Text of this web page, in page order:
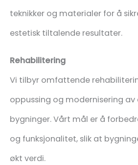
teknikker og materialer for å
estetisk tiltalende resultater.
Rehabilitering
Vi tilbyr omfattende
oppussing og modernisering av
bygninger. Vårt mål er å
og funksjonalitet, slik at
økt verdi.